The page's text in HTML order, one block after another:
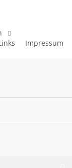
Impressum